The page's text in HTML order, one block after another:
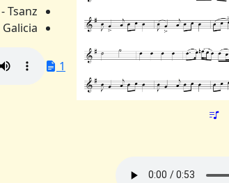
Tsanz - צאנז
Galicia - גאליציע
1